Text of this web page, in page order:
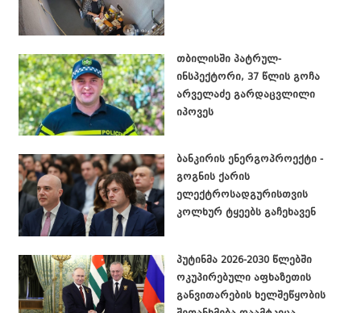
თბილისში პატრულ-
ინსპექტორი, 37 წლის გოჩა
არველაძე გარდაცვლილი
იპოვეს
ბანკირის ენერგოპროექტი -
გოგნის ქარის
ელექტროსადგურისთვის
კოლხურ ტყეებს გაჩეხავენ
პუტინმა 2026-2030 წლებში
ოკუპირებული აფხაზეთის
განვითარების ხელშეწყობის